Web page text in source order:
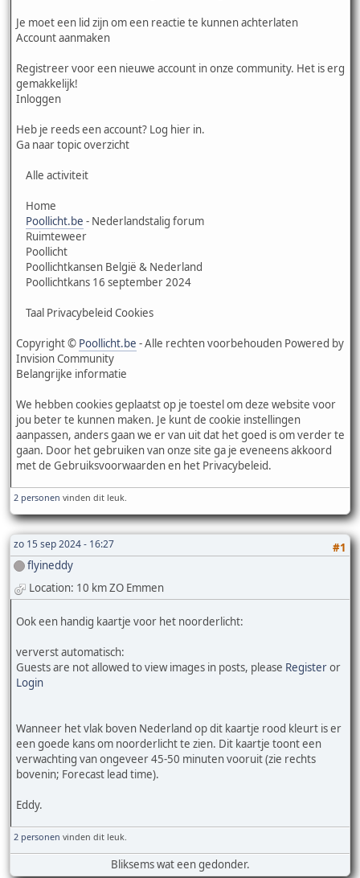
Je moet een lid zijn om een reactie te kunnen achterlaten
Account aanmaken
Registreer voor een nieuwe account in onze community. Het is erg
gemakkelijk!
Inloggen
Heb je reeds een account? Log hier in.
Ga naar topic overzicht
Alle activiteit
Home
Poollicht.be - Nederlandstalig forum
Ruimteweer
Poollicht
Poollichtkansen België & Nederland
Poollichtkans 16 september 2024
Taal Privacybeleid Cookies
Copyright © Poollicht.be - Alle rechten voorbehouden Powered by
Invision Community
Belangrijke informatie
We hebben cookies geplaatst op je toestel om deze website voor
jou beter te kunnen maken. Je kunt de cookie instellingen
aanpassen, anders gaan we er van uit dat het goed is om verder te
gaan. Door het gebruiken van onze site ga je eveneens akkoord
met de Gebruiksvoorwaarden en het Privacybeleid.
2 personen vinden dit leuk.
zo 15 sep 2024 - 16:27
#1
flyineddy
Location: 10 km ZO Emmen
Ook een handig kaartje voor het noorderlicht:
ververst automatisch:
Guests are not allowed to view images in posts, please Registeror
Login
Wanneer het vlak boven Nederland op dit kaartje rood kleurt is er
een goede kans om noorderlicht te zien. Dit kaartje toont een
verwachting van ongeveer 45-50 minuten vooruit (zie rechts
bovenin; Forecast lead time).
Eddy.
2 personen vinden dit leuk.
Bliksems wat een gedonder.